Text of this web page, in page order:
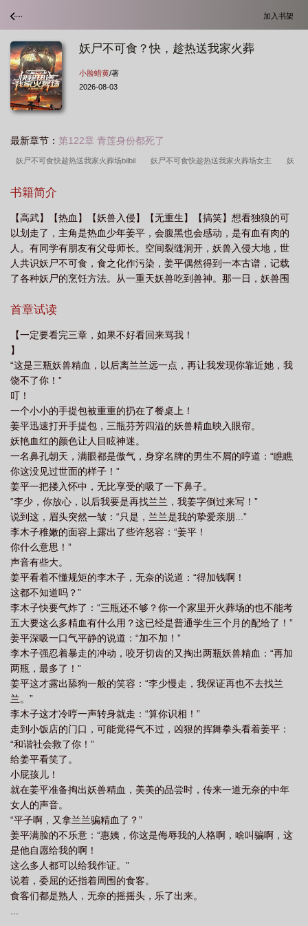
加入书架
妖尸不可食？快，趁热送我家火葬
小脸蜡黄/著
2026-08-03
最新章节： 第122章 青莲身份都死了
妖尸不可食快趁热送我家火葬场bilbil 妖尸不可食快趁热送我家火葬场女主 妖
送我家火葬TXT全本
热送我家火葬场百度百科 趁热送我家火葬姜平免 妖尸不可食快趁热送我家火葬
场境界 妖尸不可食快趁热送我家火葬场TXT 趁热送我家火葬 妖尸不可食快
趁热送我家火葬场笔趣 趁热送我家火葬姜平 妖尸不可食?快 趁热送我家火
葬原名 妖尸不可食快趁热送我家火葬场 趁热送我家火葬(万妖食用指南)
书籍简介
【高武】【热血】【妖兽入侵】【无重生】【搞笑】想看独狼的可
以划走了，主角是热血少年姜平，会腹黑也会感动，是有血有肉的
人。有同学有朋友有父母师长。空间裂缝洞开，妖兽入侵大地，世
人共识妖尸不可食，食之化作污染，姜平偶然得到一本古谱，记载
了各种妖尸的烹饪方法。从一重天妖兽吃到兽神。那一日，妖兽围
心赴死！只为保护城池不失，人族火种不灭。那一日，南城毫无存
然指向兽王：“汝尸可食否？肉质鲜美呼？”那一日，天下皆惊！人族
天骄之名！响彻于世！
首章试读
【一定要看完三章，如果不好看回来骂我！
】
“这是三瓶妖兽精血，以后离兰兰远一点，再让我发现你靠近她，我
饶不了你！”
叮！
一个小小的手提包被重重的扔在了餐桌上！
姜平迅速打开手提包，三瓶芬芳四溢的妖兽精血映入眼帘。
妖艳血红的颜色让人目眩神迷。
一名鼻孔朝天，满眼都是傲气，身穿名牌的男生不屑的哼道：“瞧瞧
你这没见过世面的样子！”
姜平一把搂入怀中，无比享受的吸了一下鼻子。
“李少，你放心，以后我要是再找兰兰，我姜字倒过来写！”
说到这，眉头突然一皱：“只是，兰兰是我的挚爱亲朋...”
李木子稚嫩的面容上露出了些许怒容：“姜平！
你什么意思！”
声音有些大。
姜平看着不懂规矩的李木子，无奈的说道：“得加钱啊！
这都不知道吗？”
李木子快要气炸了：“三瓶还不够？你一个家里开火葬场的也不能考
五大要这么多精血有什么用？这已经是普通学生三个月的配给了！”
姜平深吸一口气平静的说道：“加不加！”
李木子强忍着暴走的冲动，咬牙切齿的又掏出两瓶妖兽精血：“再加
两瓶，最多了！”
姜平这才露出舔狗一般的笑容：“李少慢走，我保证再也不去找兰
兰。”
李木子这才冷哼一声转身就走：“算你识相！”
走到小饭店的门口，可能觉得气不过，凶狠的挥舞拳头看着姜平：
“和谐社会救了你！”
给姜平看笑了。
小屁孩儿！
就在姜平准备掏出妖兽精血，美美的品尝时，传来一道无奈的中年
女人的声音。
“平子啊，又拿兰兰骗精血了？”
姜平满脸的不乐意：“惠姨，你这是侮辱我的人格啊，啥叫骗啊，这
是他自愿给我的啊！
这么多人都可以给我作证。”
说着，委屈的还指着周围的食客。
食客们都是熟人，无奈的摇摇头，乐了出来。